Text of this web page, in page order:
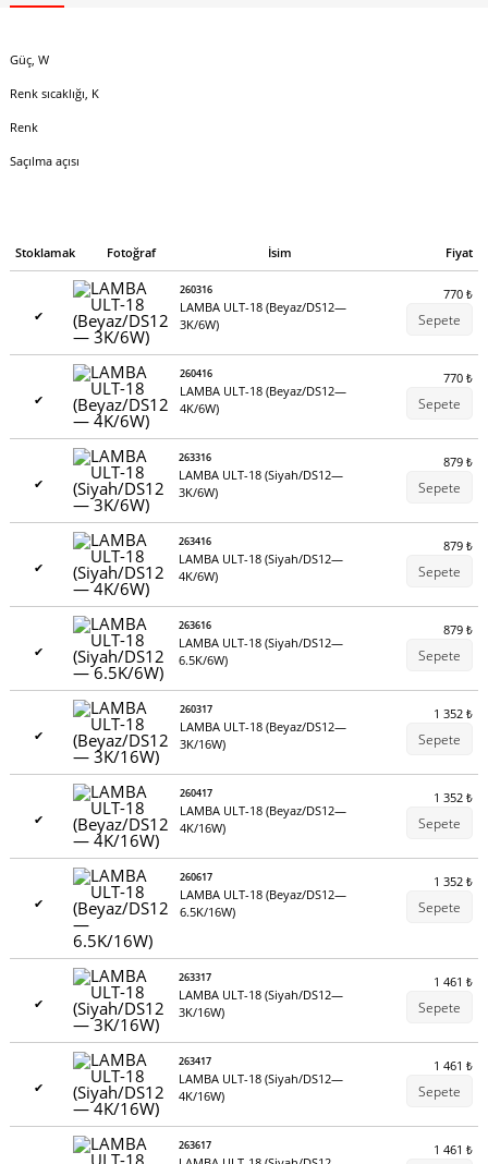
Güç, W
Renk sıcaklığı, K
Renk
Saçılma açısı
Stoklamak Fotoğraf İsim Fiyat
✔
260316
LAMBA ULT-18 (Beyaz/DS12—
3K/6W)
770₺
Sepete
✔
260416
LAMBA ULT-18 (Beyaz/DS12—
4K/6W)
770₺
Sepete
✔
263316
LAMBA ULT-18 (Siyah/DS12—
3K/6W)
879₺
Sepete
✔
263416
LAMBA ULT-18 (Siyah/DS12—
4K/6W)
879₺
Sepete
✔
263616
LAMBA ULT-18 (Siyah/DS12—
6.5K/6W)
879₺
Sepete
✔
260317
LAMBA ULT-18 (Beyaz/DS12—
3K/16W)
1 352₺
Sepete
✔
260417
LAMBA ULT-18 (Beyaz/DS12—
4K/16W)
1 352₺
Sepete
✔
260617
LAMBA ULT-18 (Beyaz/DS12—
6.5K/16W)
1 352₺
Sepete
✔
263317
LAMBA ULT-18 (Siyah/DS12—
3K/16W)
1 461₺
Sepete
✔
263417
LAMBA ULT-18 (Siyah/DS12—
4K/16W)
1 461₺
Sepete
263617 1 461₺